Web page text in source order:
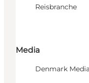
Reisbranche
Media
Denmark